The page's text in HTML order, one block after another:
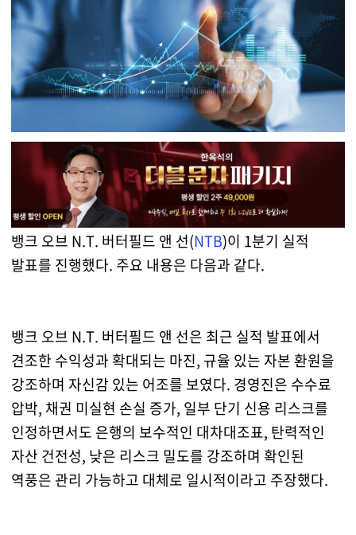
뱅크 오브 N.T. 버터필드 앤 선(NTB)이 1분기 실적
발표를 진행했다. 주요 내용은 다음과 같다.
뱅크 오브 N.T. 버터필드 앤 선은 최근 실적 발표에서
견조한 수익성과 확대되는 마진, 규율 있는 자본 환원을
강조하며 자신감 있는 어조를 보였다. 경영진은 수수료
압박, 채권 미실현 손실 증가, 일부 단기 신용 리스크를
인정하면서도 은행의 보수적인 대차대조표, 탄력적인
자산 건전성, 낮은 리스크 밀도를 강조하며 확인된
역풍은 관리 가능하고 대체로 일시적이라고 주장했다.